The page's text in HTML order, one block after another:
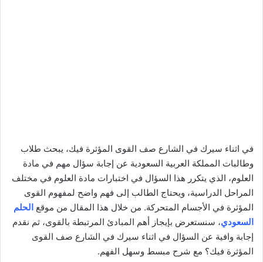
في اثناء سيرك في الشارع صف القوى المؤثرة فيك، يبحث طلاب
وطالبات المملكة العربية السعودية عن إجابة سؤال مهم في مادة
العلوم، الذي يتكرر هذا السؤال في اختبارات مادة العلوم في مختلف
المراحل الدراسية، ويحتاج الطالب إلى فهم واضح لمفهوم القوى
المؤثرة في الأجسام المتحركة. من خلال هذا المقال من موقع الحلم
السعودي، سنستعرض بإيجاز أهم المبادئ المرتبطة بالقوى، ثم نقدم
إجابة وافية عن السؤال في اثناء سيرك في الشارع صف القوى
المؤثرة فيك؟ مع شرح مبسط وسهل الفهم.